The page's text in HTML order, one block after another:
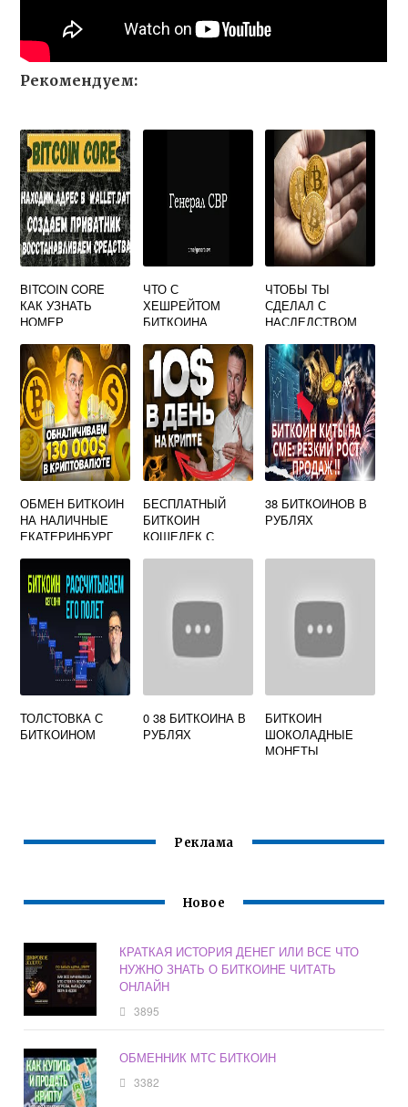
Рекомендуем:
BITCOIN CORE
КАК УЗНАТЬ
НОМЕР
ЧТО С
ХЕШРЕЙТОМ
БИТКОИНА
ЧТОБЫ ТЫ
СДЕЛАЛ С
НАСЛЕДСТВОМ
ОБМЕН БИТКОИН
НА НАЛИЧНЫЕ
ЕКАТЕРИНБУРГ
БЕСПЛАТНЫЙ
БИТКОИН
КОШЕЛЕК С
38 БИТКОИНОВ В
РУБЛЯХ
ТОЛСТОВКА С
БИТКОИНОМ
0 38 БИТКОИНА В
РУБЛЯХ
БИТКОИН
ШОКОЛАДНЫЕ
МОНЕТЫ
Реклама
Новое
КРАТКАЯ ИСТОРИЯ ДЕНЕГ ИЛИ ВСЕ ЧТО
НУЖНО ЗНАТЬ О БИТКОИНЕ ЧИТАТЬ
ОНЛАЙН
3895
ОБМЕННИК МТС БИТКОИН
3382